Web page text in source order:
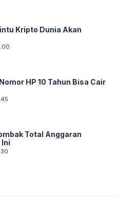
Kripto Dunia Akan
HP 10 Tahun Bisa Cair
Total Anggaran